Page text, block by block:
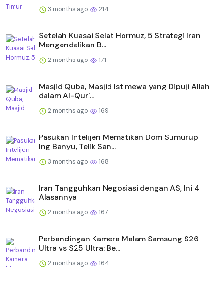
3 months ago 214
Setelah Kuasai Selat Hormuz, 5 Strategi Iran
Mengendalikan B...
2 months ago 171
Masjid Quba, Masjid Istimewa yang Dipuji Allah
dalam Al-Qur'...
2 months ago 169
Pasukan Intelijen Mematikan Dom Sumurup
Ing Banyu, Telik San...
3 months ago 168
Iran Tangguhkan Negosiasi dengan AS, Ini 4
Alasannya
2 months ago 167
Perbandingan Kamera Malam Samsung S26
Ultra vs S25 Ultra: Be...
2 months ago 164